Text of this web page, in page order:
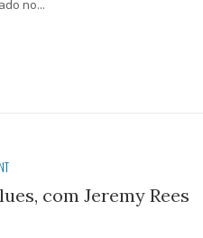
no...
com Jeremy Rees